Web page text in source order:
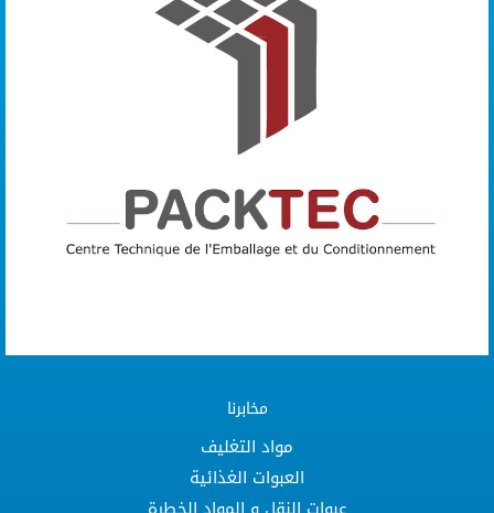
مخابرنا
مواد التغليف
العبوات الغذائية